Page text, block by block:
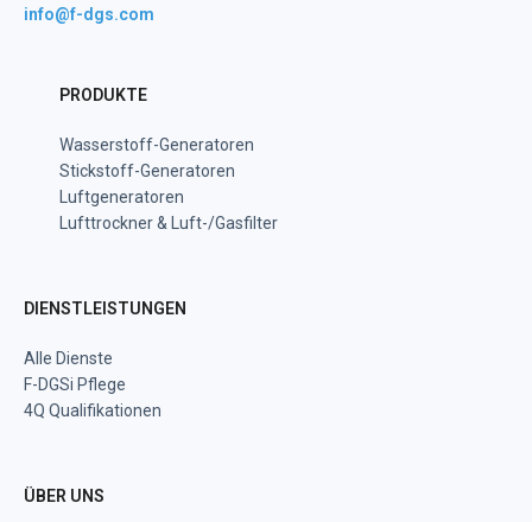
info@f-dgs.com
PRODUKTE
Wasserstoff-Generatoren
Stickstoff-Generatoren
Luftgeneratoren
Lufttrockner & Luft-/Gasfilter
DIENSTLEISTUNGEN
Alle Dienste
F-DGSi Pflege
4Q Qualifikationen
ÜBER UNS